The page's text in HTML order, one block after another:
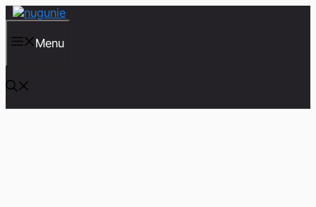
컨
츠
건
너
기
Menu